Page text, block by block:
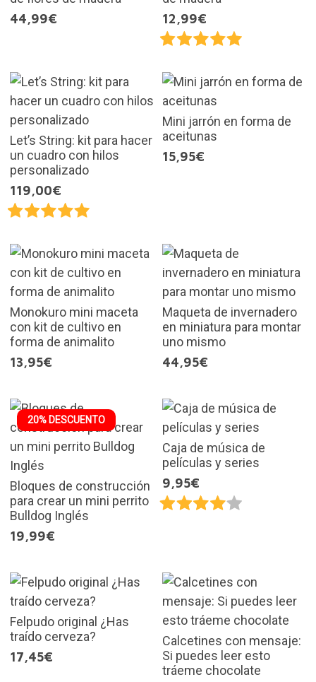
44,99€
12,99€
Let’s String: kit para hacer
un cuadro con hilos
personalizado
119,00€
Mini jarrón en forma de
aceitunas
15,95€
Monokuro mini maceta
con kit de cultivo en
forma de animalito
13,95€
Maqueta de invernadero
en miniatura para montar
uno mismo
44,95€
20% DESCUENTO
Bloques de construcción
para crear un mini perrito
Bulldog Inglés
19,99€
Caja de música de
películas y series
9,95€
Felpudo original ¿Has
traído cerveza?
17,45€
Calcetines con mensaje:
Si puedes leer esto
tráeme chocolate